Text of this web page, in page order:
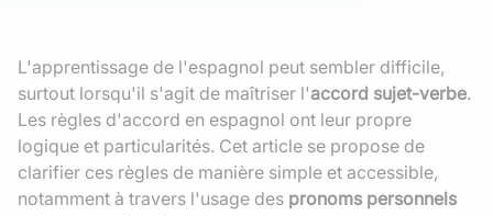
L'apprentissage de l'espagnol peut sembler difficile,
surtout lorsqu'il s'agit de maîtriser l'accord sujet-verbe.
Les règles d'accord en espagnol ont leur propre
logique et particularités. Cet article se propose de
clarifier ces règles de manière simple et accessible,
notamment à travers l'usage des pronoms personnels